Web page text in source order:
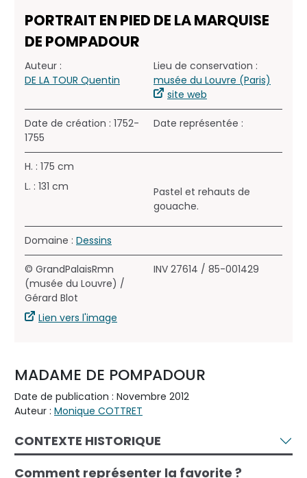
PORTRAIT EN PIED DE LA MARQUISE
DE POMPADOUR
Auteur :
DE LA TOUR Quentin
Lieu de conservation :
musée du Louvre (Paris)
site web
Date de création : 1752-
1755
Date représentée :
H. : 175 cm
L. : 131 cm
Pastel et rehauts de
gouache.
Domaine : Dessins
© GrandPalaisRmn
(musée du Louvre) /
Gérard Blot
Lien vers l'image
INV 27614 / 85-001429
MADAME DE POMPADOUR
Date de publication : Novembre 2012
Auteur : Monique COTTRET
CONTEXTE HISTORIQUE
Comment représenter la favorite ?